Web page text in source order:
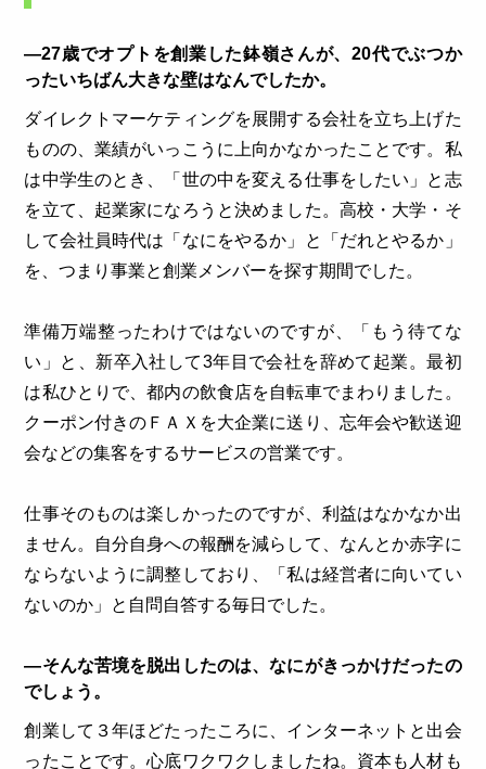
―27歳でオプトを創業した鉢嶺さんが、20代でぶつか
ったいちばん大きな壁はなんでしたか。
ダイレクトマーケティングを展開する会社を立ち上げた
ものの、業績がいっこうに上向かなかったことです。私
は中学生のとき、「世の中を変える仕事をしたい」と志
を立て、起業家になろうと決めました。高校・大学・そ
して会社員時代は「なにをやるか」と「だれとやるか」
を、つまり事業と創業メンバーを探す期間でした。
準備万端整ったわけではないのですが、「もう待てな
い」と、新卒入社して3年目で会社を辞めて起業。最初
は私ひとりで、都内の飲食店を自転車でまわりました。
クーポン付きのＦＡＸを大企業に送り、忘年会や歓送迎
会などの集客をするサービスの営業です。
仕事そのものは楽しかったのですが、利益はなかなか出
ません。自分自身への報酬を減らして、なんとか赤字に
ならないように調整しており、「私は経営者に向いてい
ないのか」と自問自答する毎日でした。
―そんな苦境を脱出したのは、なにがきっかけだったの
でしょう。
創業して３年ほどたったころに、インターネットと出会
ったことです。心底ワクワクしましたね。資本も人材も